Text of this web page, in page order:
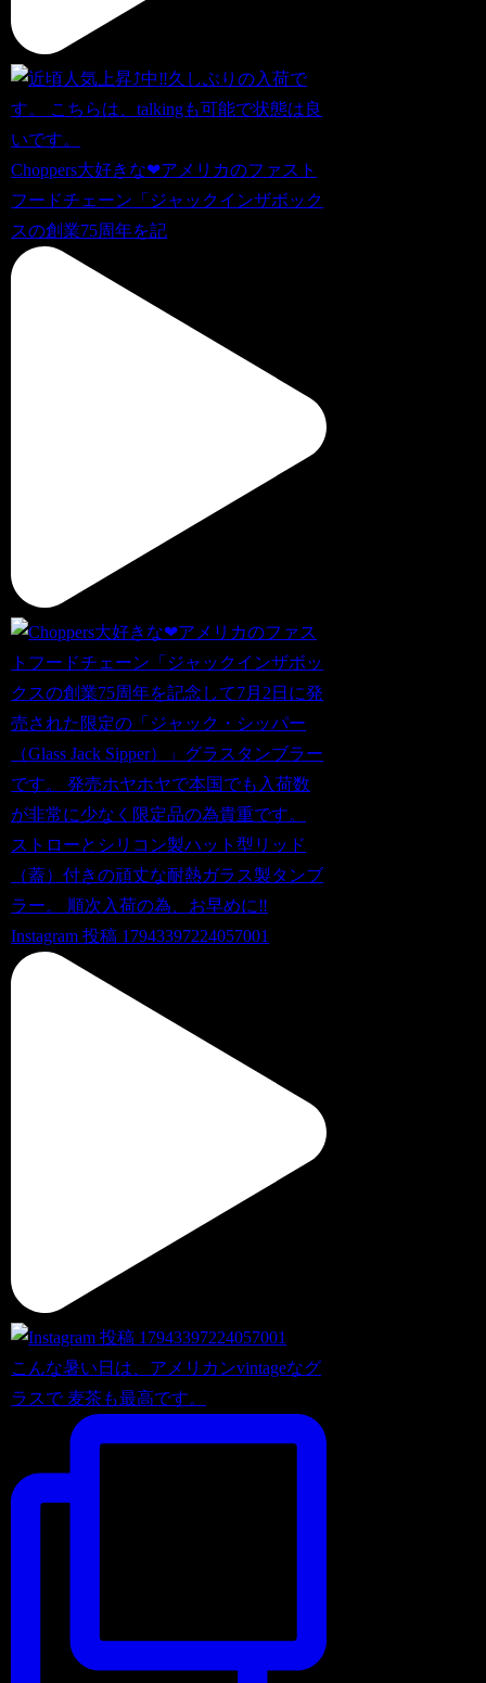
Choppers大好きな❤アメリカのファスト
フードチェーン「ジャックインザボック
スの創業75周年を記
Instagram 投稿 17943397224057001
こんな暑い日は、アメリカンvintageなグ
ラスで 麦茶も最高です。